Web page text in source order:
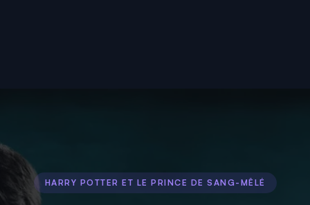
HARRY POTTER ET LE PRINCE DE SANG-MÊLÉ